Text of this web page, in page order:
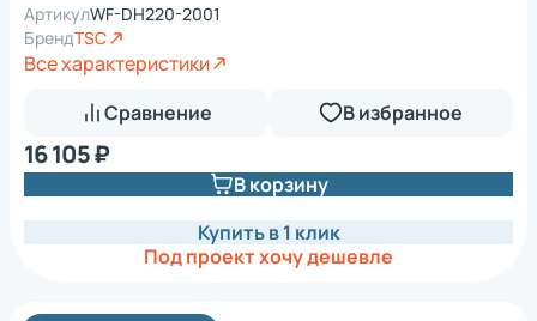
АртикулWF-DH220-2001
БрендTSC
Все характеристики
Сравнение
В избранное
16 105 ₽
В корзину
Купить в 1 клик
Под проект хочу дешевле